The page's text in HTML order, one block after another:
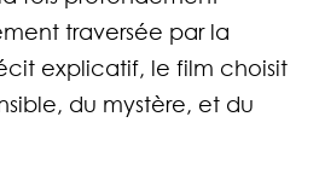
traversée par la
explicatif, le film choisit
du mystère, et du